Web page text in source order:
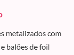
metalizados com
balões de foil